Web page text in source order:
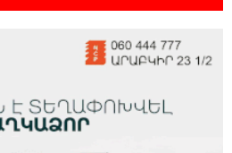
дикой природы в Гнишике с